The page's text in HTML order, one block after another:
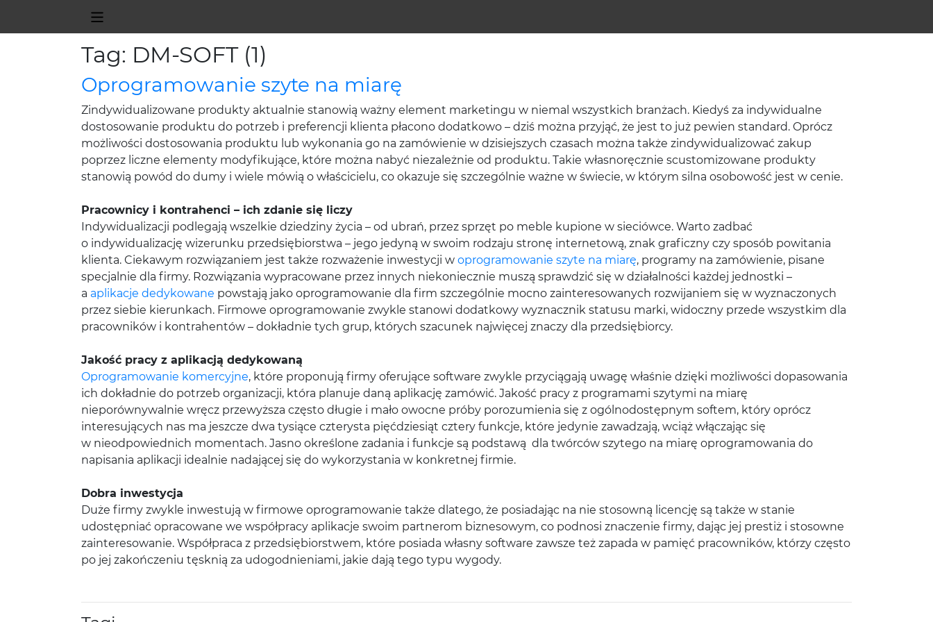
Tag: DM-SOFT (1)
Oprogramowanie szyte na miarę
Zindywidualizowane produkty aktualnie stanowią ważny element marketingu w niemal wszystkich branżach. Kiedyś za indywidualne
dostosowanie produktu do potrzeb i preferencji klienta płacono dodatkowo – dziś można przyjąć, że jest to już pewien standard. Oprócz
możliwości dostosowania produktu lub wykonania go na zamówienie w dzisiejszych czasach można także zindywidualizować zakup
poprzez liczne elementy modyfikujące, które można nabyć niezależnie od produktu. Takie własnoręcznie scustomizowane produkty
stanowią powód do dumy i wiele mówią o właścicielu, co okazuje się szczególnie ważne w świecie, w którym silna osobowość jest w cenie.
Pracownicy i kontrahenci – ich zdanie się liczy
Indywidualizacji podlegają wszelkie dziedziny życia – od ubrań, przez sprzęt po meble kupione w sieciówce. Warto zadbać
o indywidualizację wizerunku przedsiębiorstwa – jego jedyną w swoim rodzaju stronę internetową, znak graficzny czy sposób powitania
klienta. Ciekawym rozwiązaniem jest także rozważenie inwestycji w oprogramowanie szyte na miarę, programy na zamówienie, pisane
specjalnie dla firmy. Rozwiązania wypracowane przez innych niekoniecznie muszą sprawdzić się w działalności każdej jednostki –
a aplikacje dedykowane powstają jako oprogramowanie dla firm szczególnie mocno zainteresowanych rozwijaniem się w wyznaczonych
przez siebie kierunkach. Firmowe oprogramowanie zwykle stanowi dodatkowy wyznacznik statusu marki, widoczny przede wszystkim dla
pracowników i kontrahentów – dokładnie tych grup, których szacunek najwięcej znaczy dla przedsiębiorcy.
Jakość pracy z aplikacją dedykowaną
Oprogramowanie komercyjne, które proponują firmy oferujące software zwykle przyciągają uwagę właśnie dzięki możliwości dopasowania
ich dokładnie do potrzeb organizacji, która planuje daną aplikację zamówić. Jakość pracy z programami szytymi na miarę
nieporównywalnie wręcz przewyższa często długie i mało owocne próby porozumienia się z ogólnodostępnym softem, który oprócz
interesujących nas ma jeszcze dwa tysiące czterysta pięćdziesiąt cztery funkcje, które jedynie zawadzają, wciąż włączając się
w nieodpowiednich momentach. Jasno określone zadania i funkcje są podstawą dla twórców szytego na miarę oprogramowania do
napisania aplikacji idealnie nadającej się do wykorzystania w konkretnej firmie.
Dobra inwestycja
Duże firmy zwykle inwestują w firmowe oprogramowanie także dlatego, że posiadając na nie stosowną licencję są także w stanie
udostępniać opracowane we współpracy aplikacje swoim partnerom biznesowym, co podnosi znaczenie firmy, dając jej prestiż i stosowne
zainteresowanie. Współpraca z przedsiębiorstwem, które posiada własny software zawsze też zapada w pamięć pracowników, którzy często
po jej zakończeniu tęsknią za udogodnieniami, jakie dają tego typu wygody.